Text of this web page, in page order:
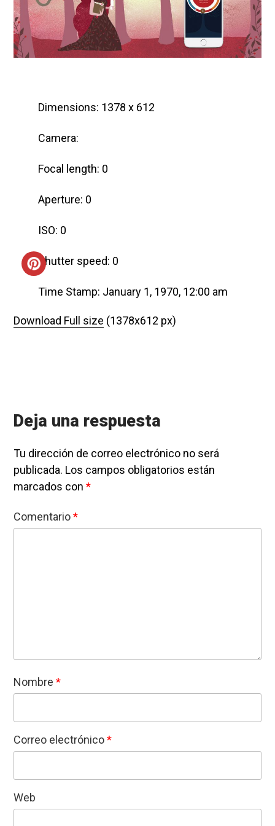
Dimensions: 1378 x 612
Camera:
Focal length: 0
Aperture: 0
ISO: 0
Shutter speed: 0
Time Stamp: January 1, 1970, 12:00 am
Download Full size (1378x612 px)
Deja una respuesta
Tu dirección de correo electrónico no será
publicada. Los campos obligatorios están
marcados con*
Comentario*
Nombre*
Correo electrónico*
Web